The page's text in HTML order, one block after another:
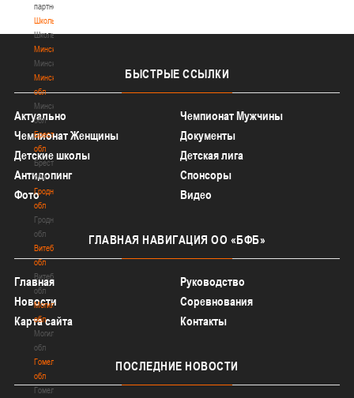
партнеры
Школы
Школы
Минск
Минск
Минская
обл
Минская
обл
Брестская
обл
Брестская
обл
Гродненская
обл
Гродненская
обл
Витебская
обл
Витебская
обл
Могилевская
обл
Могилевская
обл
Гомельская
обл
Гомельская
БЫСТРЫЕ ССЫЛКИ
Актуально
Чемпионат Мужчины
Чемпионат Женщины
Документы
Детские школы
Детская лига
Антидопинг
Спонсоры
Фото
Видео
ГЛАВНАЯ НАВИГАЦИЯ ОО «БФБ»
Главная
Руководство
Новости
Соревнования
Карта сайта
Контакты
ПОСЛЕДНИЕ НОВОСТИ